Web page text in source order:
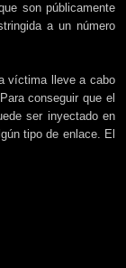
son públicamente
a un número
víctima lleve a cabo
conseguir que el
ser inyectado en
tipo de enlace. El